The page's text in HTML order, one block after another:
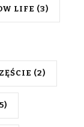
LIFE (3)
(2)